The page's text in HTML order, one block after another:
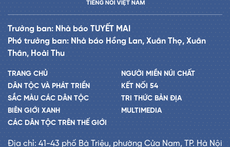
Trưởng ban: Nhà báo TUYẾT MAI
Phó trưởng ban: Nhà báo Hồng Lan, Xuân Thọ, Xuân
Thân, Hoài Thu
TRANG CHỦ
DÂN TỘC VÀ PHÁT TRIỂN
SẮC MÀU CÁC DÂN TỘC
BIÊN GIỚI XANH
CÁC DÂN TỘC TRÊN THẾ GIỚI
NGƯỜI MIỀN NÚI CHẤT
KẾT NỐI 54
TRI THỨC BẢN ĐỊA
MULTIMEDIA
Địa chỉ: 41-43 phố Bà Triệu, phường Cửa Nam, TP. Hà Nội